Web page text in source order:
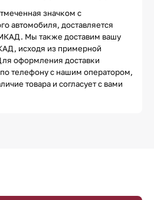
значком с
автомобиля, доставляется
Мы также доставим вашу
исходя из примерной
оформления доставки
телефону с нашим оператором,
товара и согласует с вами